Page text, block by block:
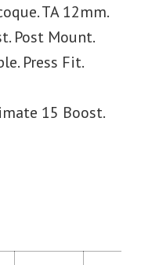
TA 12mm.
Post Mount.
Press Fit.
15 Boost.